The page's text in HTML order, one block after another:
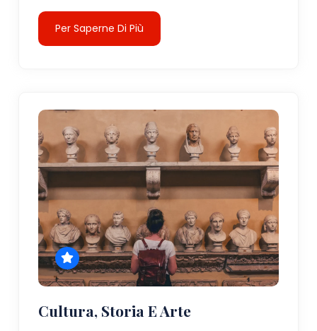
Per Saperne Di Più
Cultura, Storia E Arte